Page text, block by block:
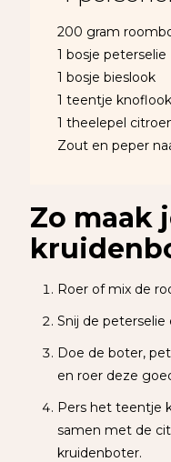
200 gram
1 bosje peterselie
1 bosje bieslook
1 teentje knoflook
1 theelepel
Zout en peper
Zo maak
Roer of mix de
Snij de
Doe de boter,
en roer deze
Pers het teentje
samen met de
kruidenboter.